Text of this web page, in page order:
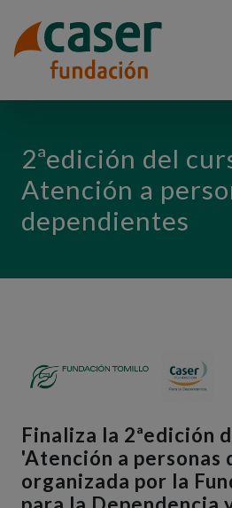
2ªedición del
Atención a
dependientes
Finaliza la 2ªedición
'Atención a personas
organizada por la